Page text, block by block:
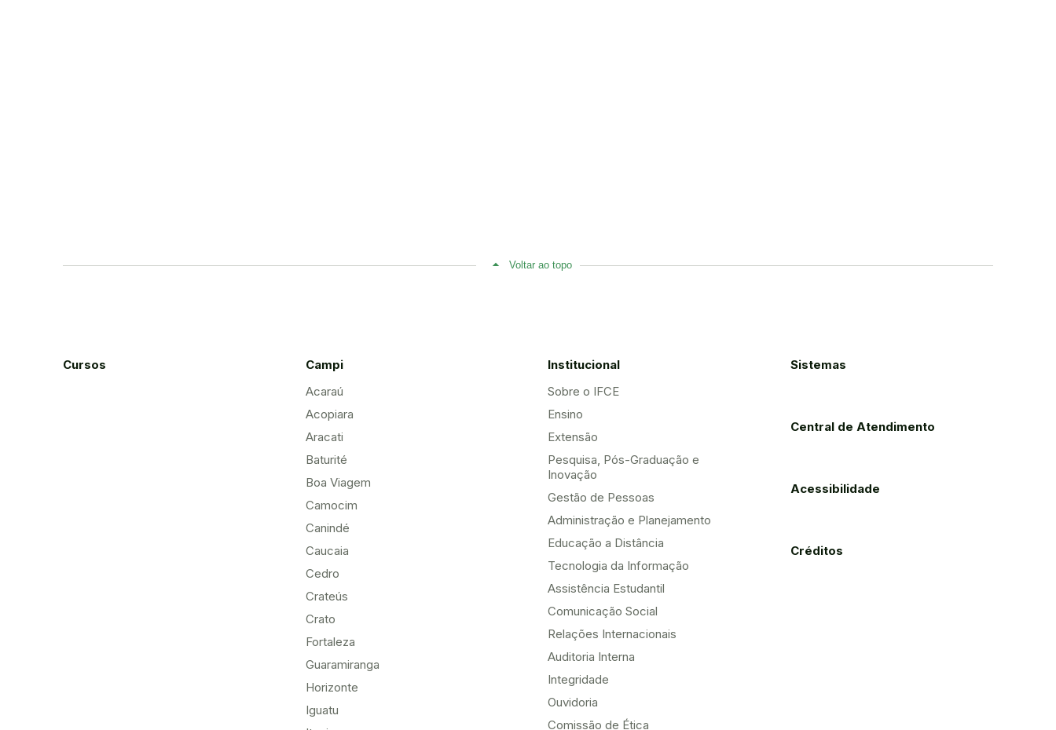
Voltar ao topo
Cursos
Campi
Acaraú
Acopiara
Aracati
Baturité
Boa Viagem
Camocim
Canindé
Caucaia
Cedro
Crateús
Crato
Fortaleza
Guaramiranga
Horizonte
Iguatu
Institucional
Sobre o IFCE
Ensino
Extensão
Pesquisa, Pós-Graduação e
Inovação
Gestão de Pessoas
Administração e Planejamento
Educação a Distância
Tecnologia da Informação
Assistência Estudantil
Comunicação Social
Relações Internacionais
Auditoria Interna
Integridade
Ouvidoria
Comissão de Ética
Sistemas
Central de Atendimento
Acessibilidade
Créditos